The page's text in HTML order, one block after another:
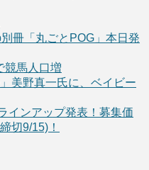
冊「丸ごとPOG」本日発
競馬人口増
美野真一氏に、ベイビー
インアップ発表！募集価
切9/15)！